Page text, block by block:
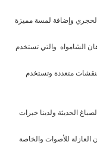
وإضافة لمسة مميزة
الشامواه والتي تستخدم
متعددة وتستخدم
الحديثة ولدينا خبرات
للأصوات والخاصة